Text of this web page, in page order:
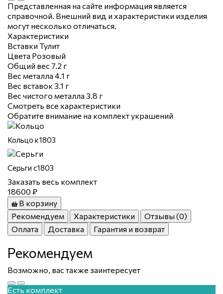
Представленная на сайте информация является
справочной. Внешний вид и характеристики изделия
могут несколько отличаться.
Характеристики
Вставки Тулит
Цвета Розовый
Общий вес 7.2 г
Вес металла 4.1 г
Вес вставок3.1 г
Вес чистого металла 3.8 г
Смотреть все характеристики
Обратите внимание на комплект украшений
Кольцо к1803
Серьги с1803
Заказать весь комплект
18600 ₽
В корзину
Рекомендуем
Характеристики
Отзывы (0)
Оплата
Доставка Гарантия и возврат
Рекомендуем
Возможно, вас также заинтересует
Есть комплект